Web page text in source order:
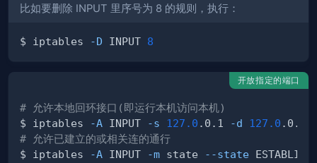
比如要删除 INPUT 里序号为 8 的规则，执行：
$ iptables -D INPUT 8
开放指定的端口
# 允许本地回环接口(即运行本机访问本机)
$ iptables
-A INPUT -s 127.0 .0.1 -d 127.0 .0.1
# 允许已建立的或相关连的通行
$ iptables
-A INPUT -m state --state